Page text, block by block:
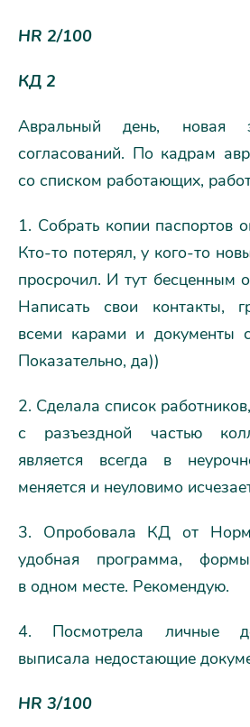
HR 2/100
КД 2
Авральный день, новая
согласований. По кадрам
со списком работающих,
1. Собрать копии паспортов
Кто-то потерял, у кого-то
просрочил. И тут бесценным
Написать свои контакты,
всеми карами и документы
Показательно, да))
2. Сделала список
с разъездной частью
является всегда в
меняется и неуловимо
3. Опробовала КД от
удобная программа,
в одном месте. Рекомендую.
4. Посмотрела личные
выписала недостающие
HR 3/100